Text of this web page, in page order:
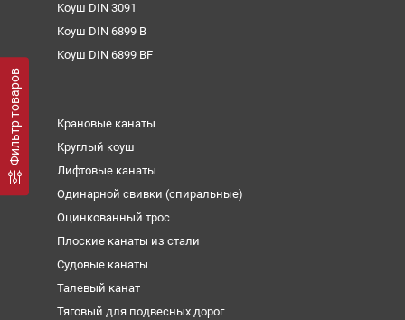
Фильтр товаров
Коуш DIN 3091
Коуш DIN 6899 B
Коуш DIN 6899 BF
Крановые канаты
Круглый коуш
Лифтовые канаты
Одинарной свивки (спиральные)
Оцинкованный трос
Плоские канаты из стали
Судовые канаты
Талевый канат
Тяговый для подвесных дорог